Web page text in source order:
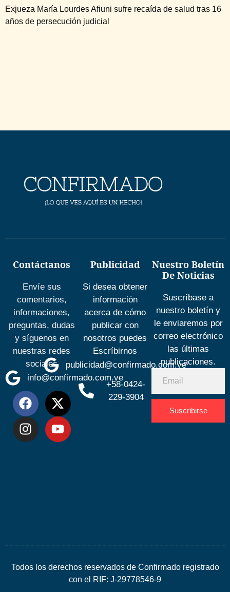
Exjueza María Lourdes Afiuni sufre recaída de salud tras 16
años de persecución judicial
Contáctanos
Envíe sus
comentarios,
informaciones,
preguntas, dudas
y síguenos en
nuestras redes
sociales
info@confirmado.com.ve
Publicidad
Si desea obtener
información
acerca de cómo
publicar con
nosotros puedes
Escríbirnos
publicidad@confirmado.com.ve
+58-0424-
229-3904
Nuestro Boletín
De Noticias
Suscríbase a
nuestro boletín y
le enviaremos por
correo electrónico
las últimas
publicaciones.
Suscribirse
Todos los derechos reservados de Confirmado registrado
con el RIF: J-29778546-9